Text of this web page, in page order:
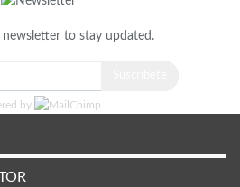
to stay updated.
by